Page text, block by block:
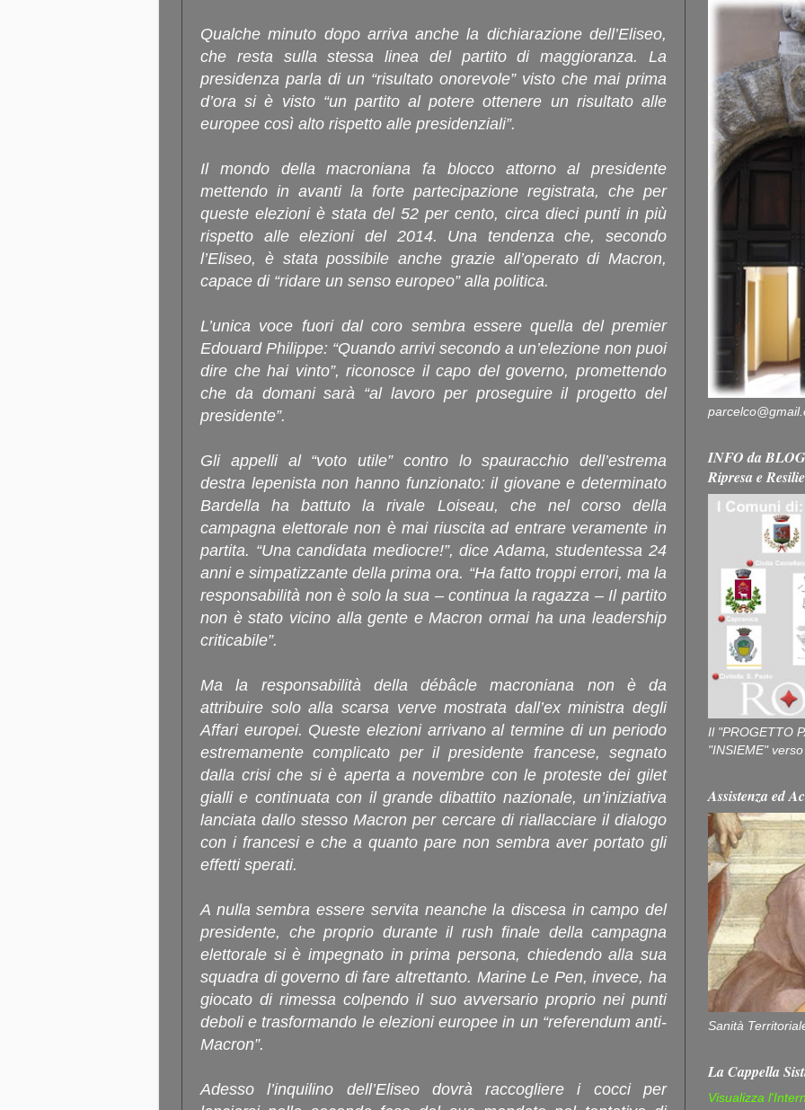
Qualche minuto dopo arriva anche la dichiarazione dell’Eliseo,
che resta sulla stessa linea del partito di maggioranza. La
presidenza parla di un “risultato onorevole” visto che mai prima
d’ora si è visto “un partito al potere ottenere un risultato alle
europee così alto rispetto alle presidenziali”.
Il mondo della macroniana fa blocco attorno al presidente
mettendo in avanti la forte partecipazione registrata, che per
queste elezioni è stata del 52 per cento, circa dieci punti in più
rispetto alle elezioni del 2014. Una tendenza che, secondo
l’Eliseo, è stata possibile anche grazie all’operato di Macron,
capace di “ridare un senso europeo” alla politica.
L’unica voce fuori dal coro sembra essere quella del premier
Edouard Philippe: “Quando arrivi secondo a un’elezione non puoi
dire che hai vinto”, riconosce il capo del governo, promettendo
che da domani sarà “al lavoro per proseguire il progetto del
presidente”.
Gli appelli al “voto utile” contro lo spauracchio dell’estrema
destra lepenista non hanno funzionato: il giovane e determinato
Bardella ha battuto la rivale Loiseau, che nel corso della
campagna elettorale non è mai riuscita ad entrare veramente in
partita. “Una candidata mediocre!”, dice Adama, studentessa 24
anni e simpatizzante della prima ora. “Ha fatto troppi errori, ma la
responsabilità non è solo la sua – continua la ragazza – Il partito
non è stato vicino alla gente e Macron ormai ha una leadership
criticabile”.
Ma la responsabilità della débâcle macroniana non è da
attribuire solo alla scarsa verve mostrata dall’ex ministra degli
Affari europei. Queste elezioni arrivano al termine di un periodo
estremamente complicato per il presidente francese, segnato
dalla crisi che si è aperta a novembre con le proteste dei gilet
gialli e continuata con il grande dibattito nazionale, un’iniziativa
lanciata dallo stesso Macron per cercare di riallacciare il dialogo
con i francesi e che a quanto pare non sembra aver portato gli
effetti sperati.
A nulla sembra essere servita neanche la discesa in campo del
presidente, che proprio durante il rush finale della campagna
elettorale si è impegnato in prima persona, chiedendo alla sua
squadra di governo di fare altrettanto. Marine Le Pen, invece, ha
giocato di rimessa colpendo il suo avversario proprio nei punti
deboli e trasformando le elezioni europee in un “referendum anti-
Macron”.
Adesso l’inquilino dell’Eliseo dovrà raccogliere i cocci per
INFO da
Ripresa e
Il "PROGETTO
"INSIEME"
Assistenza ed
Sanità
La Cappella
Visualizza